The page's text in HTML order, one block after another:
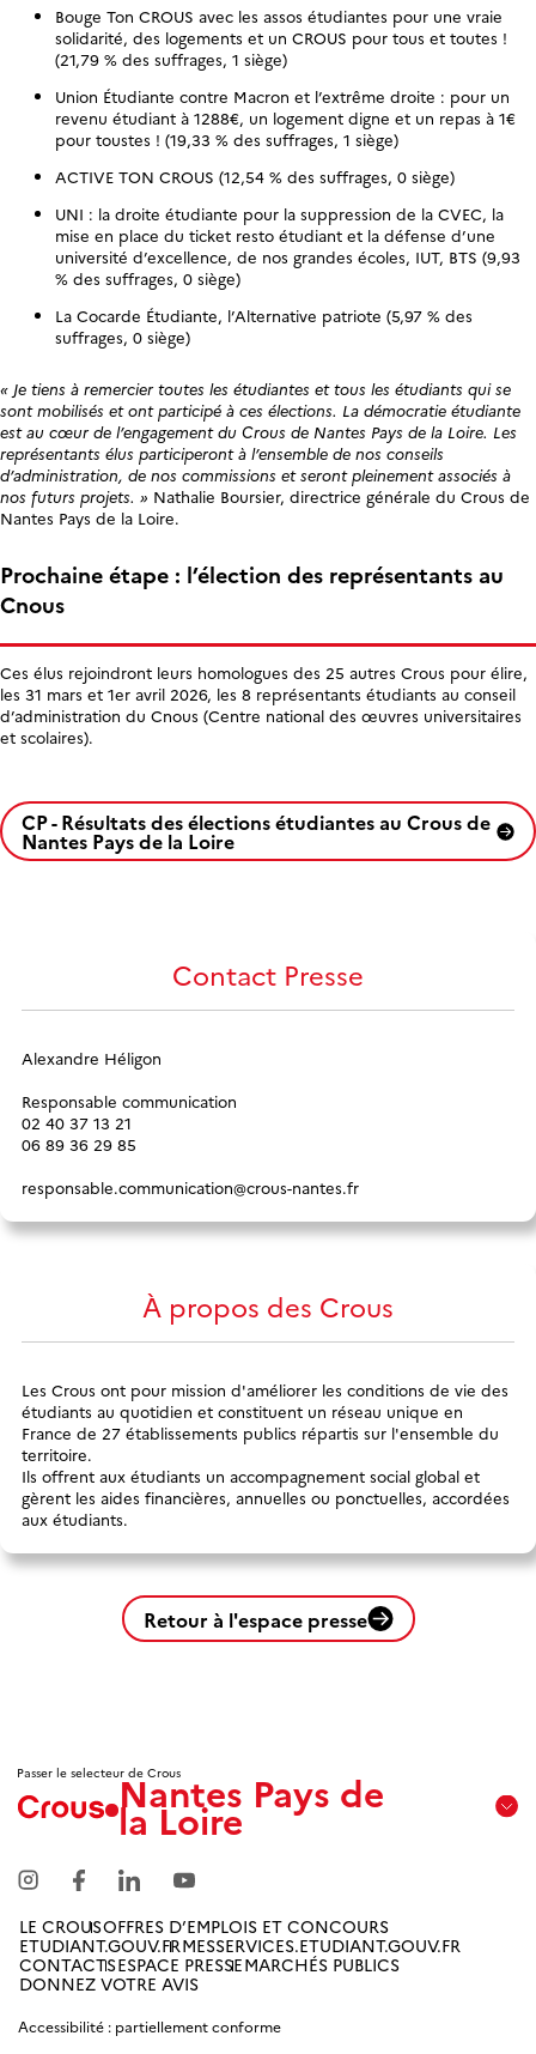
Bouge Ton CROUS avec les assos étudiantes pour une vraie
solidarité, des logements et un CROUS pour tous et toutes !
(21,79 % des suffrages, 1 siège)
Union Étudiante contre Macron et l’extrême droite : pour un
revenu étudiant à 1288€, un logement digne et un repas à 1€
pour toustes ! (19,33 % des suffrages, 1 siège)
ACTIVE TON CROUS (12,54 % des suffrages, 0 siège)
UNI : la droite étudiante pour la suppression de la CVEC, la
mise en place du ticket resto étudiant et la défense d’une
université d’excellence, de nos grandes écoles, IUT, BTS (9,93
% des suffrages, 0 siège)
La Cocarde Étudiante, l’Alternative patriote (5,97 % des
suffrages, 0 siège)
« Je tiens à remercier toutes les étudiantes et tous les étudiants qui se
sont mobilisés et ont participé à ces élections. La démocratie étudiante
est au cœur de l’engagement du Crous de Nantes Pays de la Loire. Les
représentants élus participeront à l’ensemble de nos conseils
d’administration, de nos commissions et seront pleinement associés à
nos futurs projets. » Nathalie Boursier, directrice générale du Crous de
Nantes Pays de la Loire.
Prochaine étape : l’élection des représentants au
Cnous
Ces élus rejoindront leurs homologues des 25 autres Crous pour élire,
les 31 mars et 1er avril 2026, les 8 représentants étudiants au conseil
d’administration du Cnous (Centre national des œuvres universitaires
et scolaires).
CP - Résultats des élections étudiantes au Crous de
Nantes Pays de la Loire
Contact Presse
Alexandre Héligon
Responsable communication
02 40 37 13 21
06 89 36 29 85
responsable.communication@crous-nantes.fr
À propos des Crous
Les Crous ont pour mission d'améliorer les conditions de vie des
étudiants au quotidien et constituent un réseau unique en
France de 27 établissements publics répartis sur l'ensemble du
territoire.
Ils offrent aux étudiants un accompagnement social global et
gèrent les aides financières, annuelles ou ponctuelles, accordées
aux étudiants.
Retour à l'espace presse
Passer le selecteur de CrousNantes Pays de
la Loire
Avignon
Amiens
Picardie
Antilles
LE CROUSOFFRES D’EMPLOIS ET CONCOURS
ETUDIANT.GOUV.FRMESSERVICES.ETUDIANT.GOUV.FR
CONTACTSESPACE PRESSEMARCHÉS PUBLICS
DONNEZ VOTRE AVIS
Accessibilité : partiellement conforme